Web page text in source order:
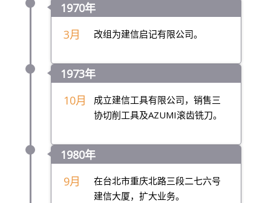
1970年
3月
改组为建信启记有限公司。
1973年
10月
成立建信工具有限公司，销售三
协切削工具及AZUMI滚齿铣刀。
1980年
9月
在台北市重庆北路三段二七六号
建信大厦，扩大业务。